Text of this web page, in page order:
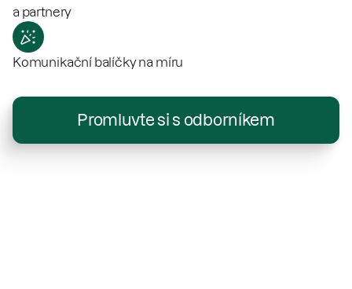
a partnery
Komunikační balíčky na míru
Promluvte si s odborníkem